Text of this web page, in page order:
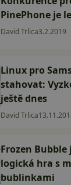
PinePhone je
David Trlica3.2.2019
Linux pro
stahovat:
ještě dnes
David Trlica
Frozen
logická hra s
bublinkami